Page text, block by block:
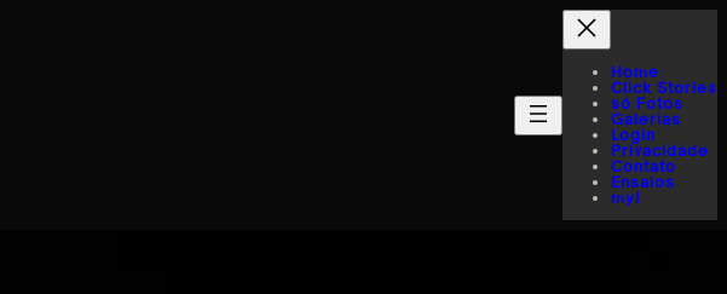
Home
Click Stories
só Fotos
Galerias
Login
Privacidade
Contato
Ensaios
myI